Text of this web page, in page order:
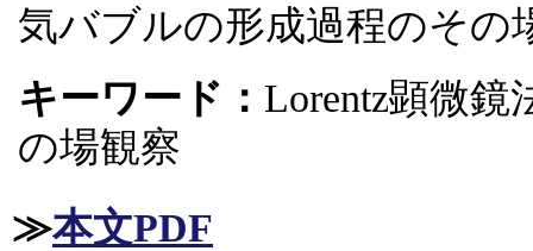
気バブルの形成過程のその
キーワード： Lorentz顕微鏡
の場観察
≫本文PDF